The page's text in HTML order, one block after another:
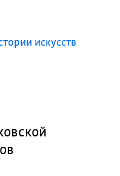
искусств